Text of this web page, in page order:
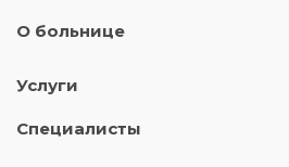
О больнице
Услуги
Специалисты